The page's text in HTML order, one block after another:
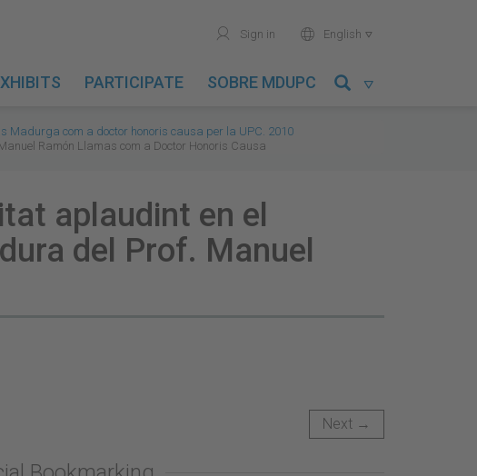
user Sign in world English 
PARTICIPATE SOBRE MDUPC 
Madurga com a doctor honoris causa per la UPC. 2010
Ramón Llamas com a Doctor Honoris Causa
aplaudint en el
del Prof. Manuel
Next →